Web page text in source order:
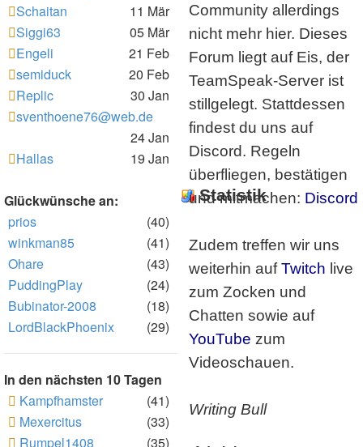
Schaitan
11 Mär
Siggi63
05 Mär
Engeli
21 Feb
semiduck
20 Feb
Replic
30 Jan
sventhoene76@web.de
24 Jan
Hallas
19 Jan
Glückwünsche an:
prios
(40)
winkman85
(41)
Ohare
(43)
PuddingPlay
(24)
Bubinator-2008
(18)
LordBlackPhoenix
(29)
In den nächsten 10 Tagen
Kampfhamster
(41)
Mexercitus
(33)
Rumpel1408
(35)
Statistik
Community allerdings
nicht mehr hier. Dieses
Forum liegt auf Eis, der
TeamSpeak-Server ist
stillgelegt. Stattdessen
findest du uns auf
Discord. Regeln
überfliegen, bestätigen
und mitmachen: Discord
Zudem treffen wir uns
weiterhin aufTwitch live
zum Zocken und
Chatten sowie auf
YouTube zum
Videoschauen.
Writing Bull